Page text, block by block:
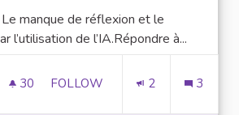
manque de réflexion et le
l’utilisation de l’IA.Répondre à...
30 30 FOLLOWERS
FOLLOW 2 3